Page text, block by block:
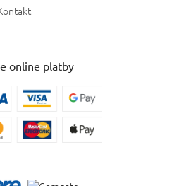
online platby